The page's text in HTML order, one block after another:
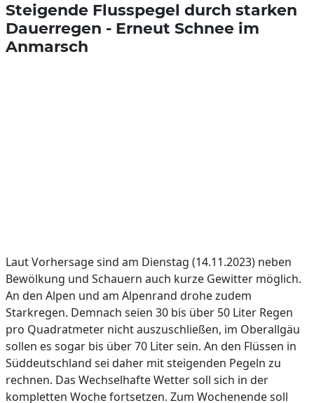
Steigende Flusspegel durch starken
Dauerregen - Erneut Schnee im
Anmarsch
Laut Vorhersage sind am Dienstag (14.11.2023) neben
Bewölkung und Schauern auch kurze Gewitter möglich.
An den Alpen und am Alpenrand drohe zudem
Starkregen. Demnach seien 30 bis über 50 Liter Regen
pro Quadratmeter nicht auszuschließen, im Oberallgäu
sollen es sogar bis über 70 Liter sein. An den Flüssen in
Süddeutschland sei daher mit steigenden Pegeln zu
rechnen. Das Wechselhafte Wetter soll sich in der
kompletten Woche fortsetzen. Zum Wochenende soll